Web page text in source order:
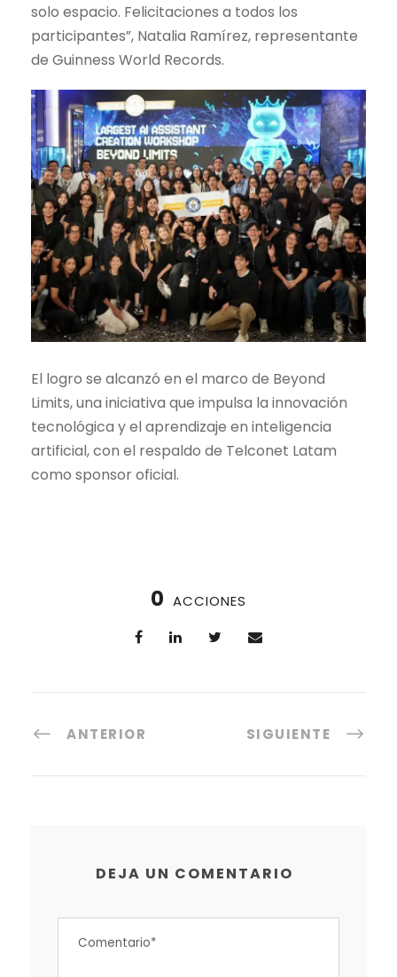
solo espacio. Felicitaciones a todos los
participantes”, Natalia Ramírez, representante
de Guinness World Records.
El logro se alcanzó en el marco de Beyond
Limits, una iniciativa que impulsa la innovación
tecnológica y el aprendizaje en inteligencia
artificial, con el respaldo de Telconet Latam
como sponsor oficial.
0 ACCIONES
ANTERIOR SIGUIENTE
DEJA UN COMENTARIO